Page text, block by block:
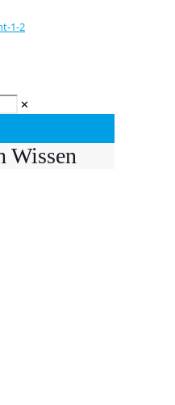
✕
Wissen